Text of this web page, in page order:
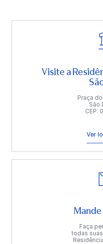
Visite a
Praça
São
CEP:
Ver
Faça
todas